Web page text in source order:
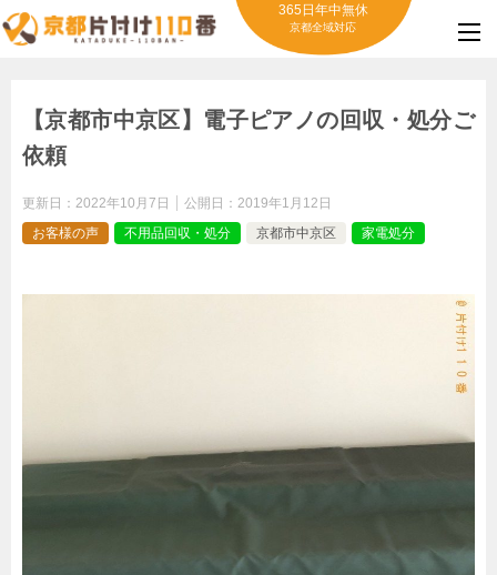
365日年中無休
京都全域対応
【京都市中京区】電子ピアノの回収・処分ご
依頼
更新日： 2022年10月7日 公開日： 2019年1月12日
お客様の声
不用品回収・処分 京都市中京区 家電処分